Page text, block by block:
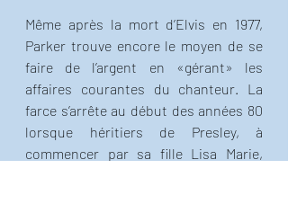
Même après la mort d’Elvis en 1977,
Parker trouve encore le moyen de se
faire de l’argent en «gérant» les
affaires courantes du chanteur. La
farce s’arrête au début des années 80
lorsque héritiers de Presley, à
commencer par sa fille Lisa Marie,